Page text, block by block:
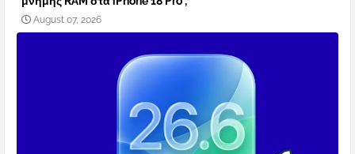
August 07, 2026